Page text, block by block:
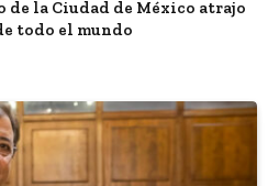
de la Ciudad de México atrajo
todo el mundo